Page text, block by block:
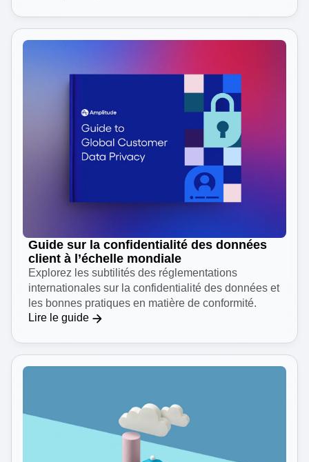
Guide sur la confidentialité des données
client à l’échelle mondiale
Explorez les subtilités des réglementations
internationales sur la confidentialité des données et
les bonnes pratiques en matière de conformité.
Lire le guide